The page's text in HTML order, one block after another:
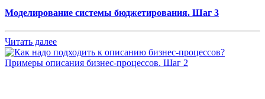
Моделирование системы бюджетирования. Шаг 3
Читать далее